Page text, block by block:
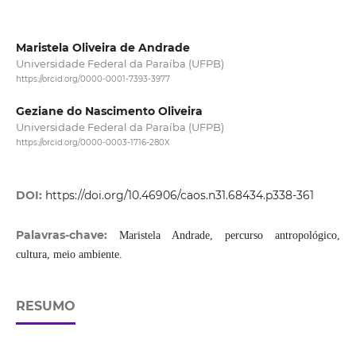
Maristela Oliveira de Andrade
Universidade Federal da Paraíba (UFPB)
https://orcid.org/0000-0001-7393-3977
Geziane do Nascimento Oliveira
Universidade Federal da Paraíba (UFPB)
https://orcid.org/0000-0003-1716-280X
DOI: https://doi.org/10.46906/caos.n31.68434.p338-361
Palavras-chave:
Maristela Andrade, percurso antropológico,
cultura, meio ambiente.
RESUMO